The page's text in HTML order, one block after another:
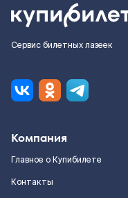
Сервис билетных лазеек
Компания
Главное о Купибилете
Контакты